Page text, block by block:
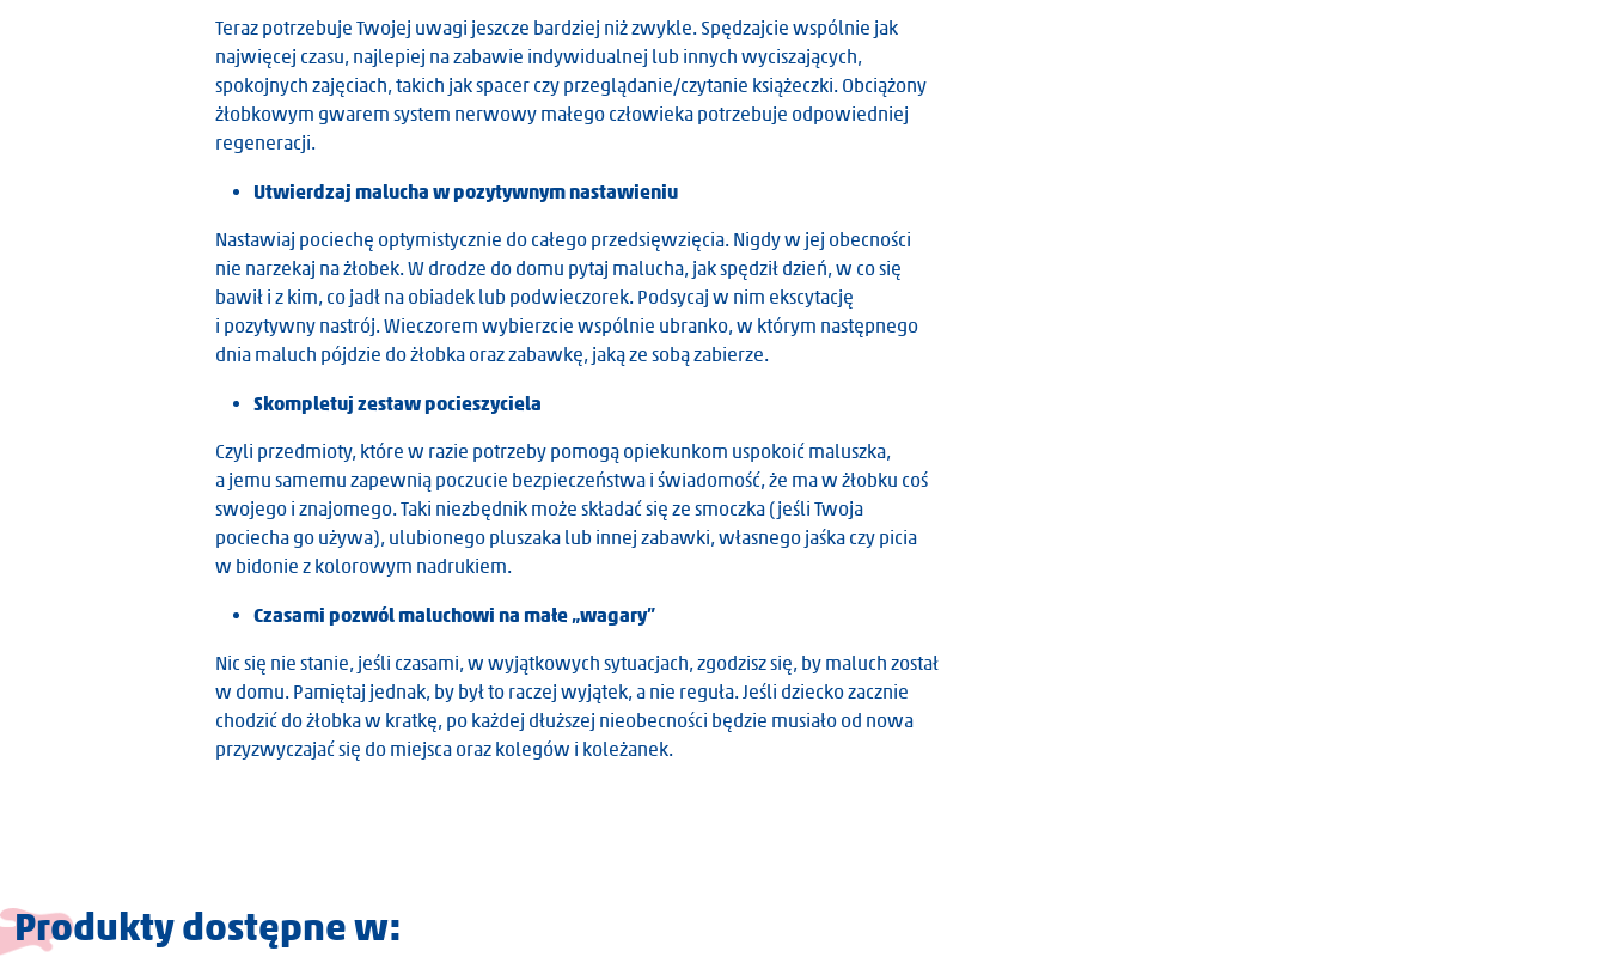
Teraz potrzebuje Twojej uwagi jeszcze bardziej niż zwykle. Spędzajcie wspólnie jak
najwięcej czasu, najlepiej na zabawie indywidualnej lub innych wyciszających,
spokojnych zajęciach, takich jak spacer czy przeglądanie/czytanie książeczki. Obciążony
żłobkowym gwarem system nerwowy małego człowieka potrzebuje odpowiedniej
regeneracji.
Utwierdzaj malucha w pozytywnym nastawieniu
Nastawiaj pociechę optymistycznie do całego przedsięwzięcia. Nigdy w jej obecności
nie narzekaj na żłobek. W drodze do domu pytaj malucha, jak spędził dzień, w co się
bawił i z kim, co jadł na obiadek lub podwieczorek. Podsycaj w nim ekscytację
i pozytywny nastrój. Wieczorem wybierzcie wspólnie ubranko, w którym następnego
dnia maluch pójdzie do żłobka oraz zabawkę, jaką ze sobą zabierze.
Skompletuj zestaw pocieszyciela
Czyli przedmioty, które w razie potrzeby pomogą opiekunkom uspokoić maluszka,
a jemu samemu zapewnią poczucie bezpieczeństwa i świadomość, że ma w żłobku coś
swojego i znajomego. Taki niezbędnik może składać się ze smoczka (jeśli Twoja
pociecha go używa), ulubionego pluszaka lub innej zabawki, własnego jaśka czy picia
w bidonie z kolorowym nadrukiem.
Czasami pozwól maluchowi na małe „wagary”
Nic się nie stanie, jeśli czasami, w wyjątkowych sytuacjach, zgodzisz się, by maluch został
w domu. Pamiętaj jednak, by był to raczej wyjątek, a nie reguła. Jeśli dziecko zacznie
chodzić do żłobka w kratkę, po każdej dłuższej nieobecności będzie musiało od nowa
przyzwyczajać się do miejsca oraz kolegów i koleżanek.
Produkty dostępne w: